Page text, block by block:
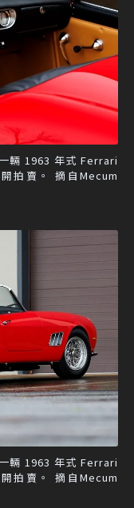
輛 1963 年式 Ferrari
拍賣。 摘自Mecum
輛 1963 年式 Ferrari
拍賣。 摘自Mecum